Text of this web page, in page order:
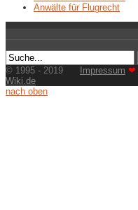
Anwälte für Flugrecht
© 1995 - 2019 Impressum ❤
Wiki.de
nach oben